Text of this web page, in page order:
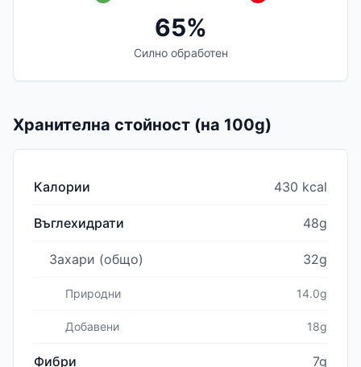
65%
Силно обработен
Хранителна стойност (на 100g)
Калории 430 kcal
Въглехидрати 48g
Захари (общо) 32g
Природни 14.0g
Добавени 18g
Фибри 7g